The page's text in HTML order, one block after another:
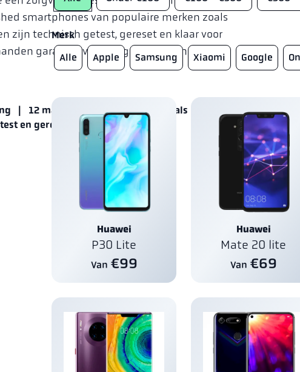
smartphones van populaire merken zoals
zijn technisch getest, gereset en klaar voor
garantie, voordelige verzending en 14
| 12 maanden garantie | Werkt als nieuw |
en gereinigd
Merk
Alle
Apple Samsung Xiaomi Google
Huawei
P30 Lite
Van €99
Huawei
Mate 20 lite
Van €69